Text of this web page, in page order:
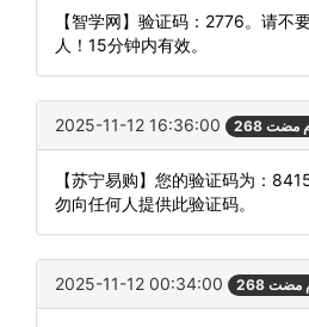
【智学网】验证码：2776。请不
人！15分钟内有效。
2025-11-12 16:36:00 أيام مضت
【苏宁易购】您的验证码为：
勿向任何人提供此验证码。
2025-11-12 00:34:00 مضت